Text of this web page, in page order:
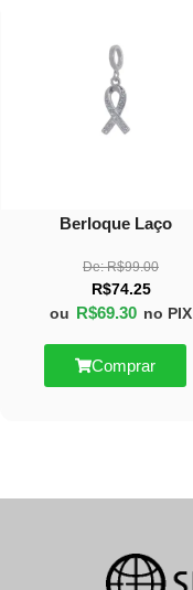
Berloque Laço
De:R$99.00
R$74.25
ou R$69.30 no PIX
Comprar